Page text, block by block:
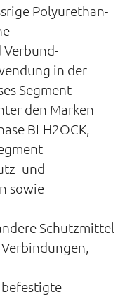
Polyurethan-
in der
Segment
den Marken
BLH2OCK,
und
sowie
Schutzmittel